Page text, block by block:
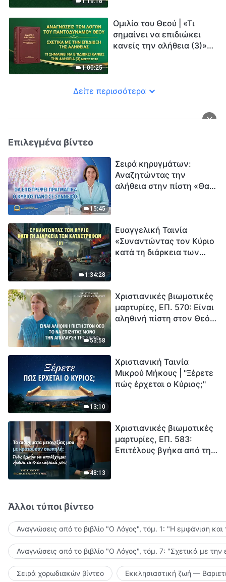
1:00:25
Ομιλία του Θεού | «Τι
σημαίνει να επιδιώκει
κανείς την αλήθεια (3)»
Δείτε περισσότερα
Επιλεγμένα βίντεο
15:45
Σειρά κηρυγμάτων:
Αναζητώντας την
αλήθεια στην πίστη «Θα
1:34:28
Ευαγγελική Ταινία
«Συναντώντας τον Κύριο
κατά τη διάρκεια των
εξαφάνισης». Οι
καταστροφές χτυπούν.
Ξεκινά η αντίστροφη
53:58
Χριστιανικές βιωματικές
μαρτυρίες, ΕΠ. 570: Είναι
αληθινή πίστη στον Θεό
13:10
Χριστιανική Ταινία
Μικρού Μήκους | "Ξέρετε
πώς έρχεται ο Κύριος;"
48:13
Χριστιανικές βιωματικές
μαρτυρίες, ΕΠ. 583:
Επιτέλους βγήκα από τη
Άλλοι τύποι βίντεο
Αναγνώσεις από το βιβλίο "Ο Λόγος", τόμ. 1: "Η εμφάνιση
Αναγνώσεις από το βιβλίο "Ο Λόγος", τόμ. 7: "Σχετικά με την
Σειρά χορωδιακών βίντεο Εκκλησιαστική ζωή —